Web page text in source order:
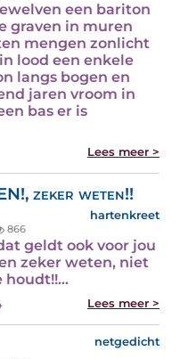
een bariton
graven in muren
mengen zonlicht
lood een enkele
langs bogen en
jaren vroom in
bas er is
Lees meer >
zeker weten!!
hartenkreet
866
geldt ook voor jou
zeker weten, niet
houdt!!…
Lees meer >
netgedicht